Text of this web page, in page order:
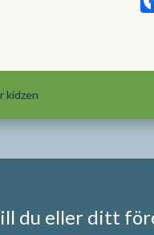
kidzen
du eller ditt